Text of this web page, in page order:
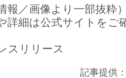
報／画像より一部抜粋
詳細は公式サイトをご
スリリース
記事提供